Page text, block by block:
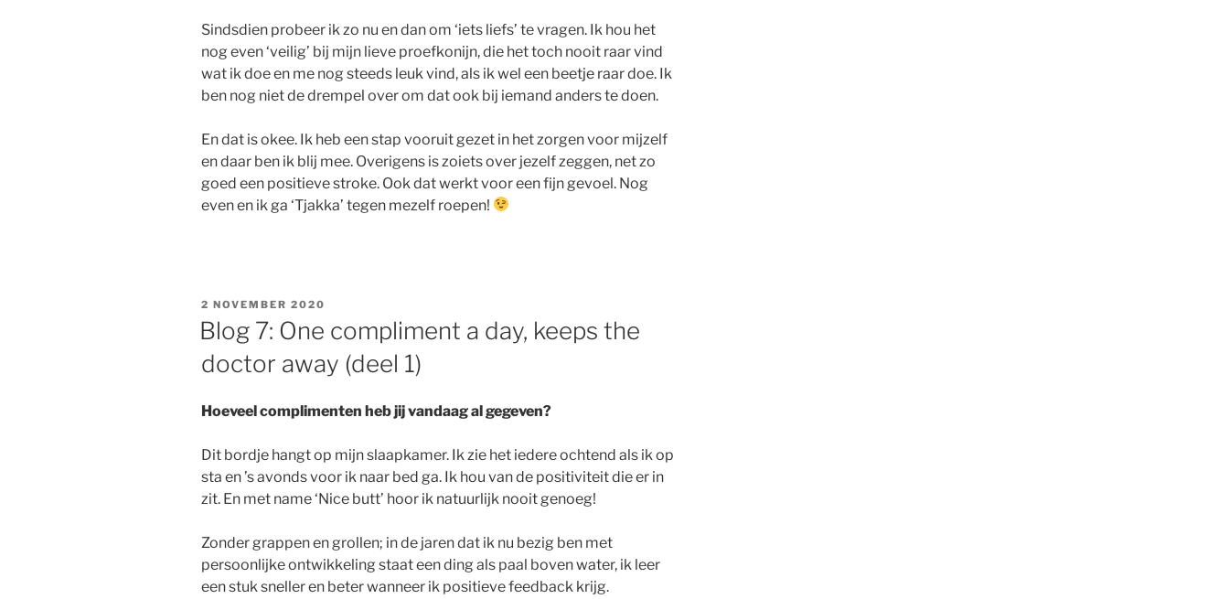
Sindsdien probeer ik zo nu en dan om ‘iets liefs’ te vragen. Ik hou het
nog even ‘veilig’ bij mijn lieve proefkonijn, die het toch nooit raar vind
wat ik doe en me nog steeds leuk vind, als ik wel een beetje raar doe. Ik
ben nog niet de drempel over om dat ook bij iemand anders te doen.
En dat is okee. Ik heb een stap vooruit gezet in het zorgen voor mijzelf
en daar ben ik blij mee. Overigens is zoiets over jezelf zeggen, net zo
goed een positieve stroke. Ook dat werkt voor een fijn gevoel. Nog
even en ik ga ‘Tjakka’ tegen mezelf roepen!
GEPLAATST
2 NOVEMBER 2020
Blog 7: One compliment a day, keeps the
doctor away (deel 1)
Hoeveel complimenten heb jij vandaag al gegeven?
Dit bordje hangt op mijn slaapkamer. Ik zie het iedere ochtend als ik op
sta en ’s avonds voor ik naar bed ga. Ik hou van de positiviteit die er in
zit. En met name ‘Nice butt’ hoor ik natuurlijk nooit genoeg!
Zonder grappen en grollen; in de jaren dat ik nu bezig ben met
persoonlijke ontwikkeling staat een ding als paal boven water, ik leer
een stuk sneller en beter wanneer ik positieve feedback krijg.